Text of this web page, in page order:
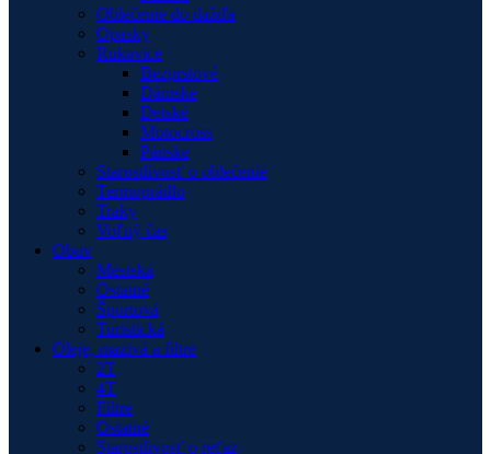
Oblečenie do dažďa
Opasky
Rukavice
Bezprstové
Dámske
Detské
Motocross
Pánske
Starostlivosť o oblečenie
Termoprádlo
Traky
Voľný čas
Obuv
Mestská
Ostatné
Športová
Turistická
Oleje, mazivá a filtre
2T
4T
Filtre
Ostatné
Starostlivosť o reťaz